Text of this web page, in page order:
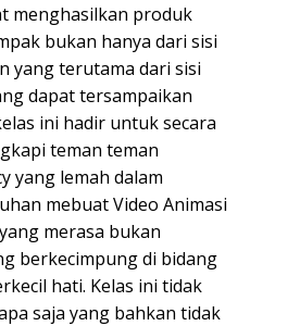
menghasilkan produk
bukan hanya dari sisi
yang terutama dari sisi
dapat tersampaikan
ini hadir untuk secara
teman teman
yang lemah dalam
mebuat Video Animasi
merasa bukan
berkecimpung di bidang
hati. Kelas ini tidak
saja yang bahkan tidak